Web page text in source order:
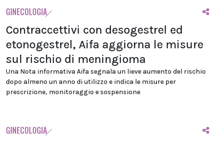
GINECOLOGIA
Contraccettivi con desogestrel ed
etonogestrel, Aifa aggiorna le misure
sul rischio di meningioma
Una Nota informativa Aifa segnala un lieve aumento del rischio
dopo almeno un anno di utilizzo e indica le misure per
prescrizione, monitoraggio e sospensione
GINECOLOGIA